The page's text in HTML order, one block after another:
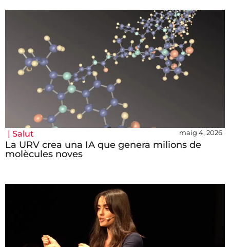
| Salut maig 4, 2026
La URV crea una IA que genera milions de
molècules noves